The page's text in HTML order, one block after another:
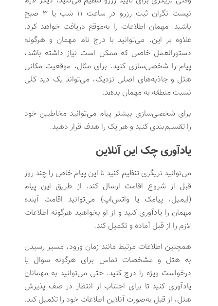
نیست نگران ثبت رزرو در ساعت ۱۱ شب یا ۳ صبح
باشید. مهمان اطلاعات را به‌موقع دریافت خواهد کرد.
علاوه بر این، می‌توانید با درج نام مهمان و هرگونه
دستورالعمل خاصی که ممکن است نیاز داشته باشد،
پیام را شخصی‌سازی کنید. برای مثال، موقعیت مکانی
هتل و جاذبه‌های اصلی نزدیک، می‌تواند یک دید کلی
نسبت منطقه به مهمان بدهد.
برای شخصی‌سازی بیشتر پیام می‌توانید مخاطبین خود
را تقسیم‌بندی کنید و هر یک را هدف قرار دهید.
یادآوری چک این آنلاین
می‌توانید تریگری تنظیم کنید تا این پیام خاص را چند روز
قبل از شروع اقامت ارسال کند. از طریق این پیام
(ایمیل، پیامک یا واتس‌اپ) می‌توانید اقامت آینده
مهمان را یادآوری کنید و از او بخواهید هرگونه اطلاعات
لازم را از قبل آماده و تکمیل کند.
همچنین اطلاعات مرتبط مانند زمان ورود، مسیر رسیدن
به هتل و مشخصات تماس برای هرگونه سوال یا
درخواست ویژه را درج کنید. حتی می‌توانید به مهمانان
یادآوری کنید تا برای اجتناب از انتظار در صف پذیرش
هتل، از قبل به‌صورت آنلاین اطلاعات خود را تکمیل کند.